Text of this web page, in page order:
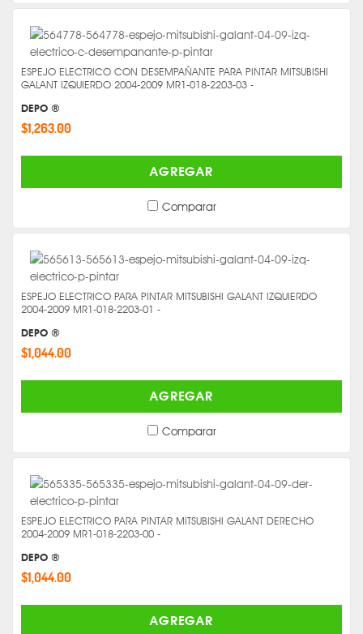
ESPEJO ELECTRICO CON DESEMPAÑANTE PARA PINTAR MITSUBISHI
GALANT IZQUIERDO 2004-2009 MR1-018-2203-03 -
DEPO ®
$1,263.00
AGREGAR
Comparar
ESPEJO ELECTRICO PARA PINTAR MITSUBISHI GALANT IZQUIERDO
2004-2009 MR1-018-2203-01 -
DEPO ®
$1,044.00
AGREGAR
Comparar
ESPEJO ELECTRICO PARA PINTAR MITSUBISHI GALANT DERECHO
2004-2009 MR1-018-2203-00 -
DEPO ®
$1,044.00
AGREGAR